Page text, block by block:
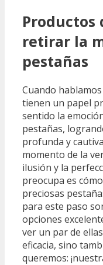
Productos
retirar la
pestañas
Cuando
tienen un papel
sentido la
pestañas,
profunda y
momento de la
ilusión y la
preocupa es
preciosas
para este paso
opciones
ver un par de
eficacia, sino
queremos: